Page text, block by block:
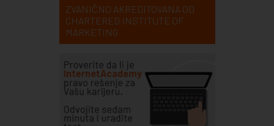
ZVANIČNO AKREDITOVANA OD
CHARTERED INSTITUTE OF
MARKETING